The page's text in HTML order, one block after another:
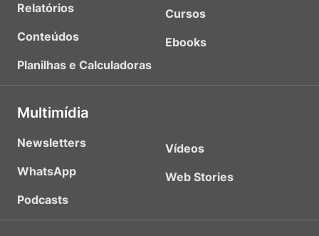
Relatórios
Conteúdos
Planilhas e Calculadoras
Cursos
Ebooks
Multimídia
Newsletters
WhatsApp
Podcasts
Vídeos
Web Stories